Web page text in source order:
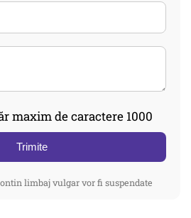
maxim de caractere 1000
Trimite
limbaj vulgar vor fi suspendate